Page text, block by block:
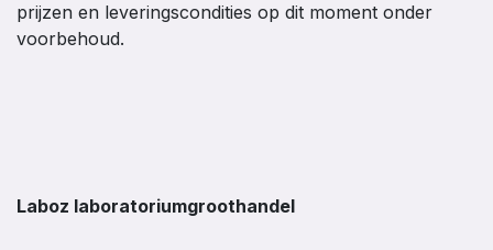
prijzen en leveringscondities op dit moment onder
voorbehoud.
Laboz laboratoriumgroothandel